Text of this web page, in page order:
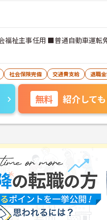
福祉主事任用 ■普通自動車運転
社会保険完備 交通費支給 退職
無料 紹介して